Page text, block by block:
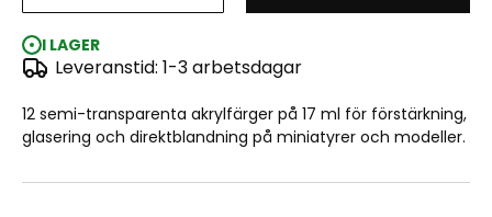
I LAGER
Leveranstid: 1-3 arbetsdagar
12 semi-transparenta akrylfärger på 17 ml för förstärkning,
glasering och direktblandning på miniatyrer och modeller.
IONIC Ionink Smart Inks Basic Set (12x17ml)